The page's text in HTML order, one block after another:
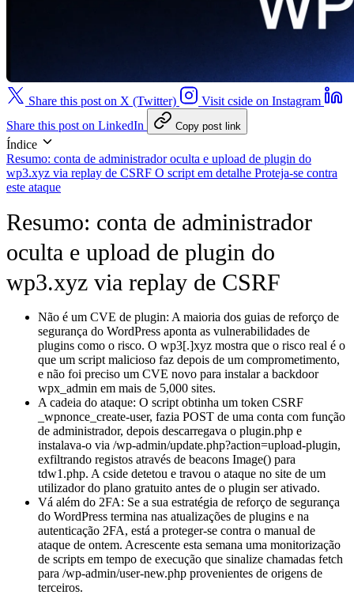
Share this post on X (Twitter)
Visit cside on Instagram
Share this post on LinkedIn
Copy post link
Índice
Resumo: conta de administrador oculta e upload de plugin do
wp3.xyz via replay de CSRF O script em detalhe Proteja-se contra
este ataque
Resumo: conta de administrador
oculta e upload de plugin do
wp3.xyz via replay de CSRF
Não é um CVE de plugin: A maioria dos guias de reforço de
segurança do WordPress aponta as vulnerabilidades de
plugins como o risco. O wp3[.]xyz mostra que o risco real é o
que um script malicioso faz depois de um comprometimento,
e não foi preciso um CVE novo para instalar a backdoor
wpx_admin em mais de 5,000 sites.
A cadeia do ataque: O script obtinha um token CSRF
_wpnonce_create-user, fazia POST de uma conta com função
de administrador, depois descarregava o plugin.php e
instalava-o via /wp-admin/update.php?action=upload-plugin,
exfiltrando registos através de beacons Image() para
tdw1.php. A cside detetou e travou o ataque no site de um
utilizador do plano gratuito antes de o plugin ser ativado.
Vá além do 2FA: Se a sua estratégia de reforço de segurança
do WordPress termina nas atualizações de plugins e na
autenticação 2FA, está a proteger-se contra o manual de
ataque de ontem. Acrescente esta semana uma monitorização
de scripts em tempo de execução que sinalize chamadas fetch
para /wp-admin/user-new.php provenientes de origens de
terceiros.